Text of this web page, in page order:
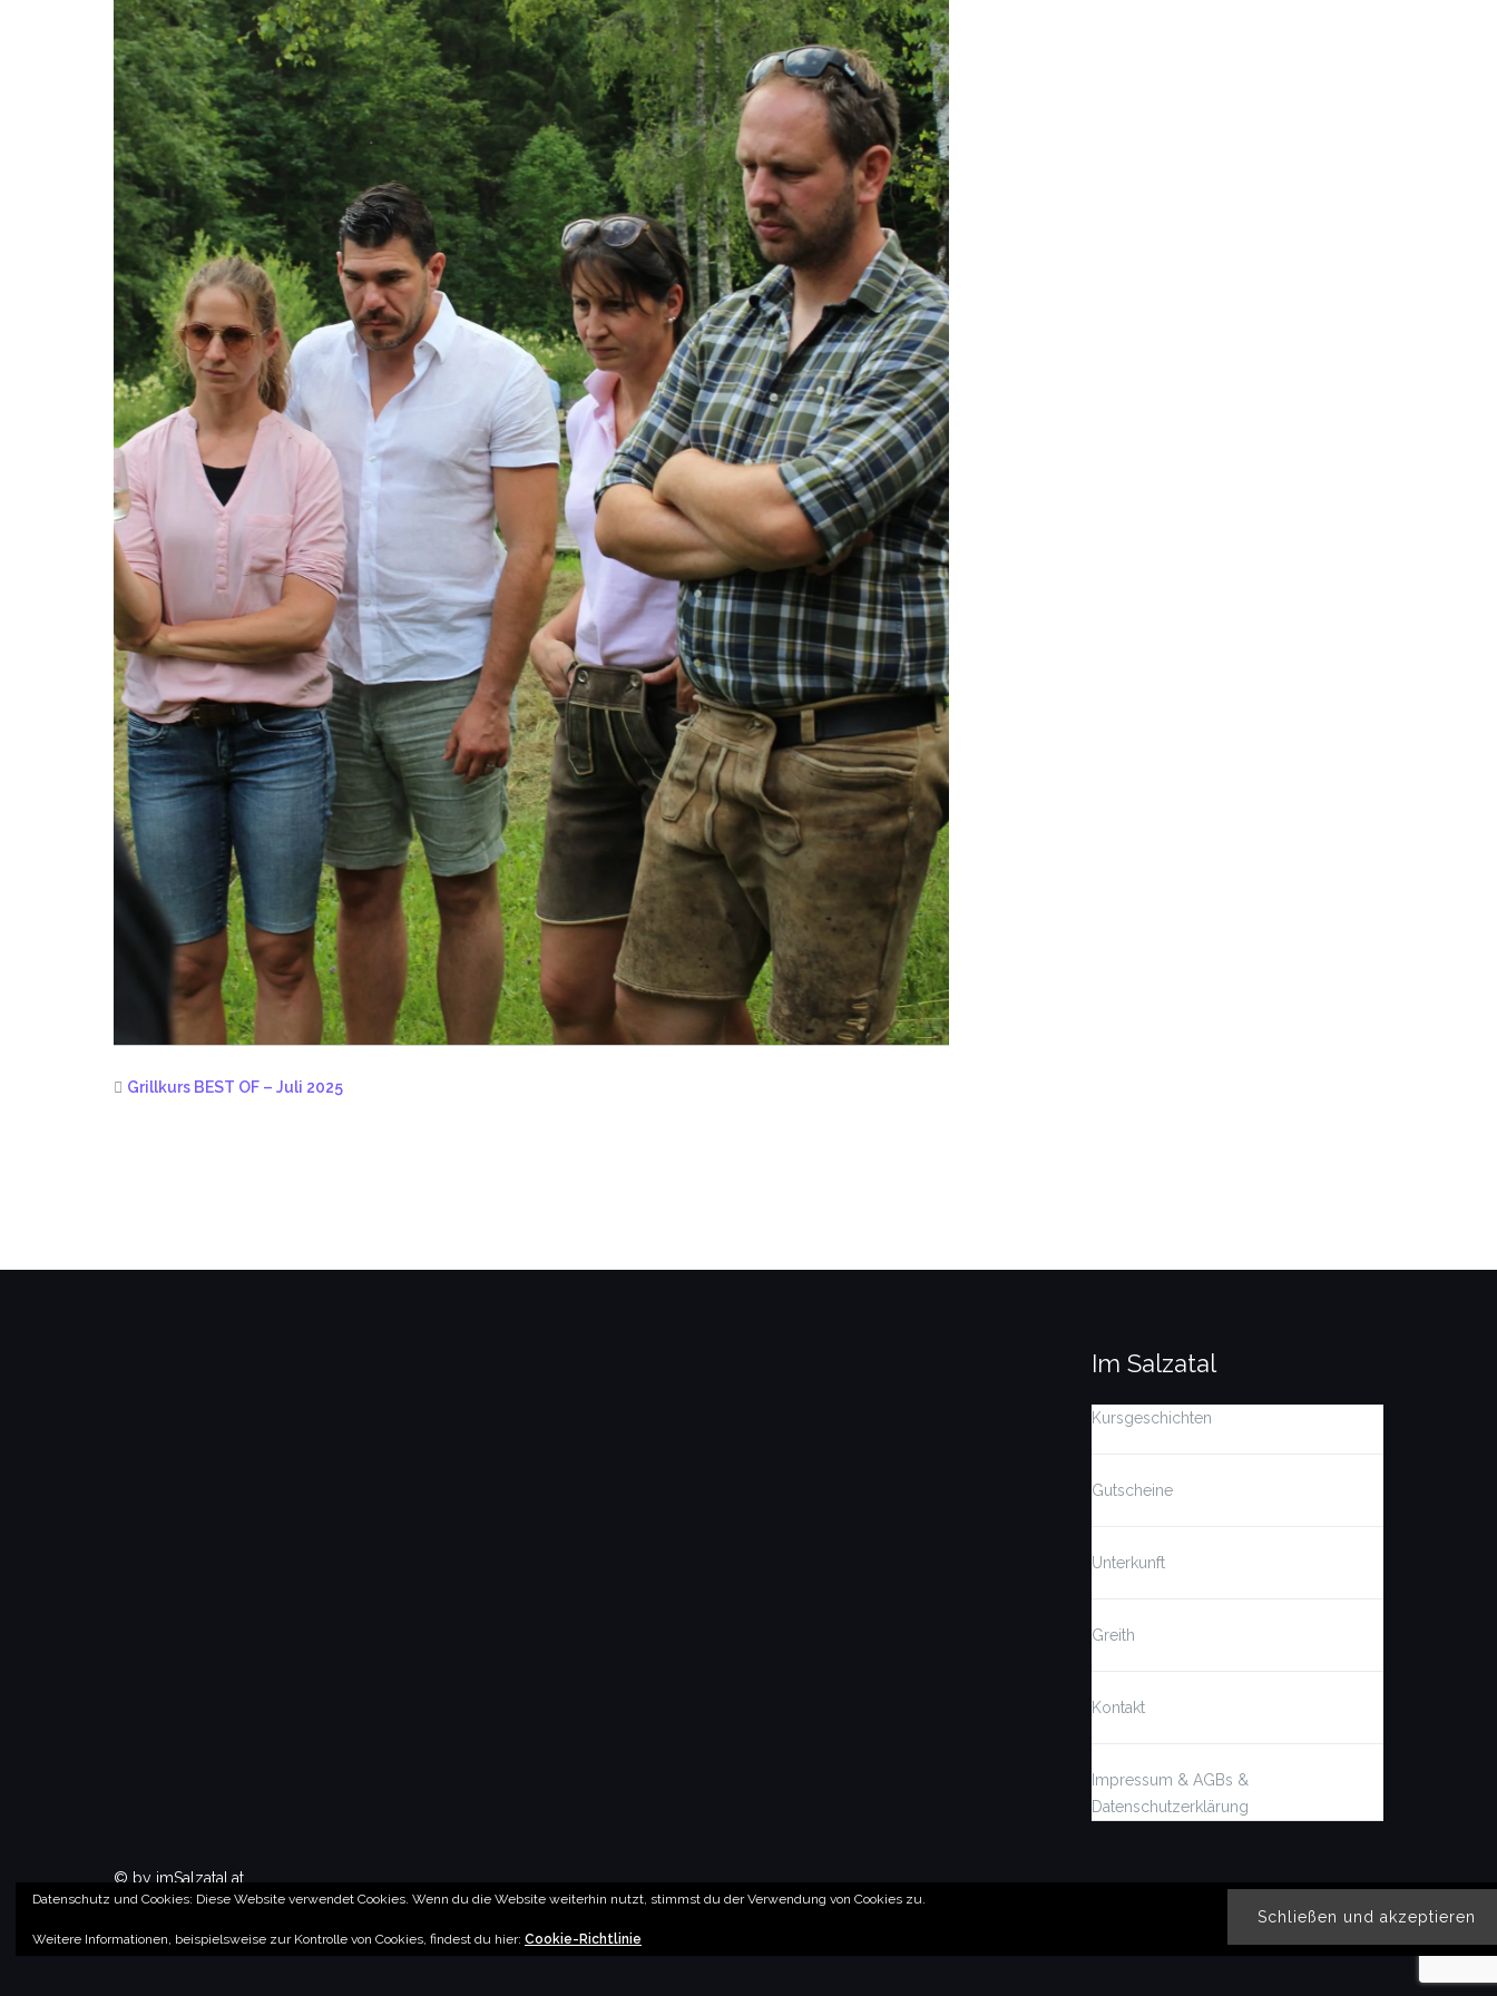
Grillkurs BEST OF – Juli 2025
Datenschutz und Cookies: Diese Website verwendet Cookies. Wenn du die Website weiterhin nutzt, stimmst du der Verwendung von Cookies zu.
Weitere Informationen, beispielsweise zur Kontrolle von Cookies, findest du hier: Cookie-Richtlinie
Im Salzatal
Kursgeschichten
Gutscheine
Unterkunft
Greith
Kontakt
Impressum & AGBs &
Datenschutzerklärung
© by imSalzatal.at
Theme vonColorlibPowered byWordPress
BACK